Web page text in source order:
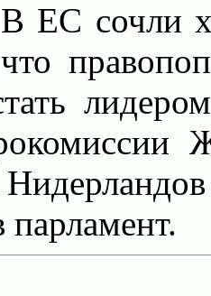
В ЕС сочли
что